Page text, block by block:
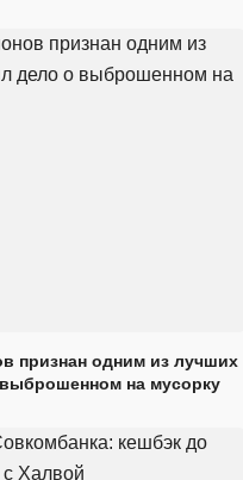
признан одним из лучших
на мусорку